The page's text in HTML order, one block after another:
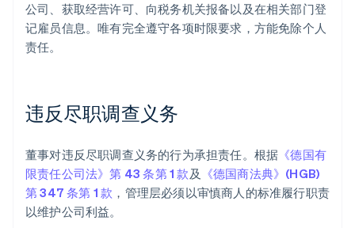
公司、获取经营许可、向税务机关报备以及在相关部门登
记雇员信息。唯有完全遵守各项时限要求，方能免除个人
责任。
违反尽职调查义务
董事对违反尽职调查义务的行为承担责任。根据 《德国有
限责任公司法》第 43 条第 1 款及 《德国商法典》(HGB)
第 347 条第 1 款 ，管理层必须以审慎商人的标准履行职责
以维护公司利益。